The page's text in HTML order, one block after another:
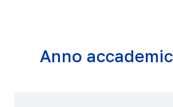
Anno